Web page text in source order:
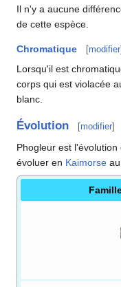
Il n'y a aucune
de cette espèce.
Chromatique [modifier
Lorsqu'il est
corps qui est violacée
blanc.
Évolution [modifier]
Phogleur est l'évolution
évoluer en Kaimorse